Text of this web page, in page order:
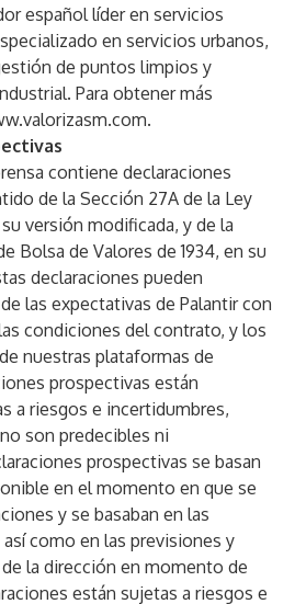
español líder en servicios
en servicios urbanos,
de puntos limpios y
Para obtener más
.
contiene declaraciones
de la Sección 27A de la Ley
versión modificada, y de la
Bolsa de Valores de 1934, en su
declaraciones pueden
las expectativas de Palantir con
condiciones del contrato, y los
nuestras plataformas de
prospectivas están
a riesgos e incertidumbres,
son predecibles ni
prospectivas se basan
en el momento en que se
y se basaban en las
como en las previsiones y
la dirección en momento de
están sujetas a riesgos e